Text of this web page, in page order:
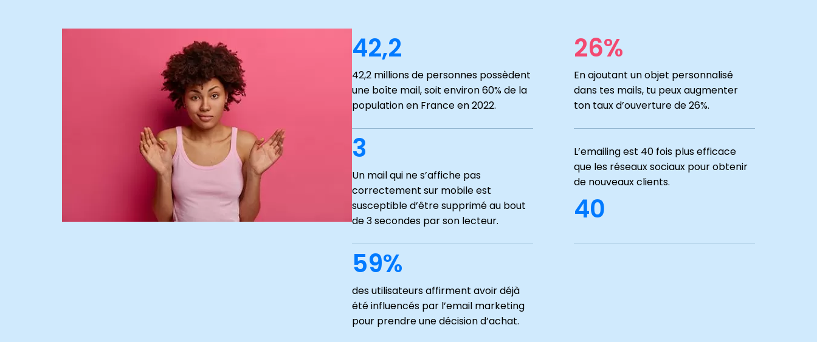
42,2
42,2 millions de personnes possèdent
une boîte mail, soit environ 60% de la
population en France en 2022.
26%
En ajoutant un objet personnalisé
dans tes mails, tu peux augmenter
ton taux d’ouverture de 26%.
3
Un mail qui ne s’affiche pas
correctement sur mobile est
susceptible d’être supprimé au bout
de 3 secondes par son lecteur.
40
L’emailing est 40 fois plus efficace
que les réseaux sociaux pour obtenir
de nouveaux clients.
59%
des utilisateurs affirment avoir déjà
été influencés par l’email marketing
pour prendre une décision d’achat.